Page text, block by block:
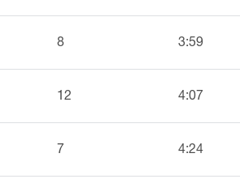
8 3:59
12 4:07
7 4:24